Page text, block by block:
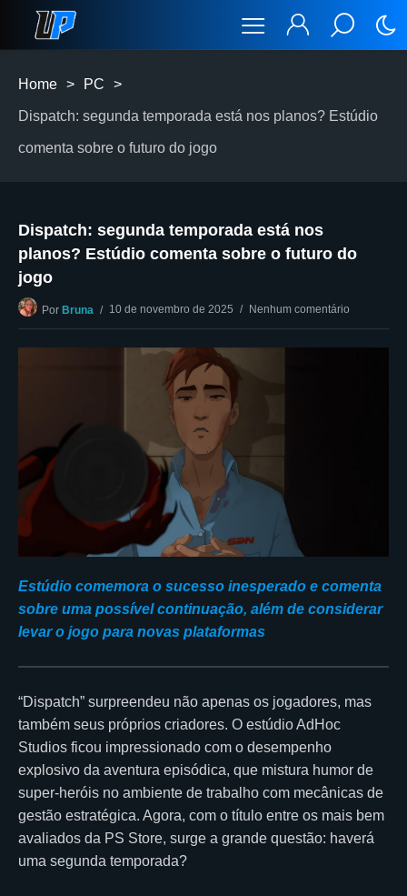
Home > PC >
Dispatch: segunda temporada está nos planos? Estúdio
comenta sobre o futuro do jogo
Dispatch: segunda temporada está nos
planos? Estúdio comenta sobre o futuro do
jogo
Por Bruna 10 de novembro de 2025 Nenhum comentário
Estúdio comemora o sucesso inesperado e comenta
sobre uma possível continuação, além de considerar
levar o jogo para novas plataformas
“Dispatch” surpreendeu não apenas os jogadores, mas
também seus próprios criadores. O estúdio AdHoc
Studios ficou impressionado com o desempenho
explosivo da aventura episódica, que mistura humor de
super-heróis no ambiente de trabalho com mecânicas de
gestão estratégica. Agora, com o título entre os mais bem
avaliados da PS Store, surge a grande questão: haverá
uma segunda temporada?